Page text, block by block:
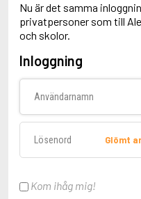
Nu är det samma
privatpersoner som till
och skolor.
Inloggning
Glömt
Kom ihåg mig!